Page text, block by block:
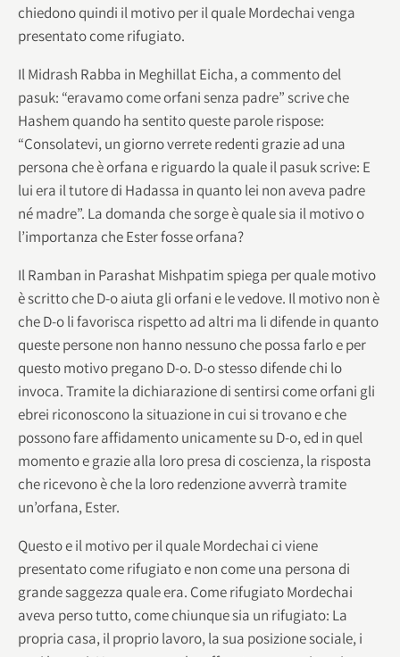
chiedono quindi il motivo per il quale Mordechai venga
presentato come rifugiato.
Il Midrash Rabba in Meghillat Eicha, a commento del
pasuk: “eravamo come orfani senza padre” scrive che
Hashem quando ha sentito queste parole rispose:
“Consolatevi, un giorno verrete redenti grazie ad una
persona che è orfana e riguardo la quale il pasuk scrive: E
lui era il tutore di Hadassa in quanto lei non aveva padre
né madre”. La domanda che sorge è quale sia il motivo o
l’importanza che Ester fosse orfana?
Il Ramban in Parashat Mishpatim spiega per quale motivo
è scritto che D-o aiuta gli orfani e le vedove. Il motivo non è
che D-o li favorisca rispetto ad altri ma li difende in quanto
queste persone non hanno nessuno che possa farlo e per
questo motivo pregano D-o. D-o stesso difende chi lo
invoca. Tramite la dichiarazione di sentirsi come orfani gli
ebrei riconoscono la situazione in cui si trovano e che
possono fare affidamento unicamente su D-o, ed in quel
momento e grazie alla loro presa di coscienza, la risposta
che ricevono è che la loro redenzione avverrà tramite
un’orfana, Ester.
Questo e il motivo per il quale Mordechai ci viene
presentato come rifugiato e non come una persona di
grande saggezza quale era. Come rifugiato Mordechai
aveva perso tutto, come chiunque sia un rifugiato: La
propria casa, il proprio lavoro, la sua posizione sociale, i